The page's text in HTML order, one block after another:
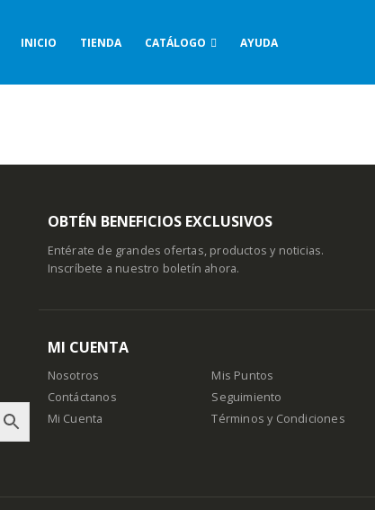
INICIO TIENDA CATÁLOGO AYUDA
OBTÉN BENEFICIOS EXCLUSIVOS
Entérate de grandes ofertas, productos y noticias.
Inscríbete a nuestro boletín ahora.
MI CUENTA
Nosotros
Contáctanos
Mi Cuenta
Mis Puntos
Seguimiento
Términos y Condiciones